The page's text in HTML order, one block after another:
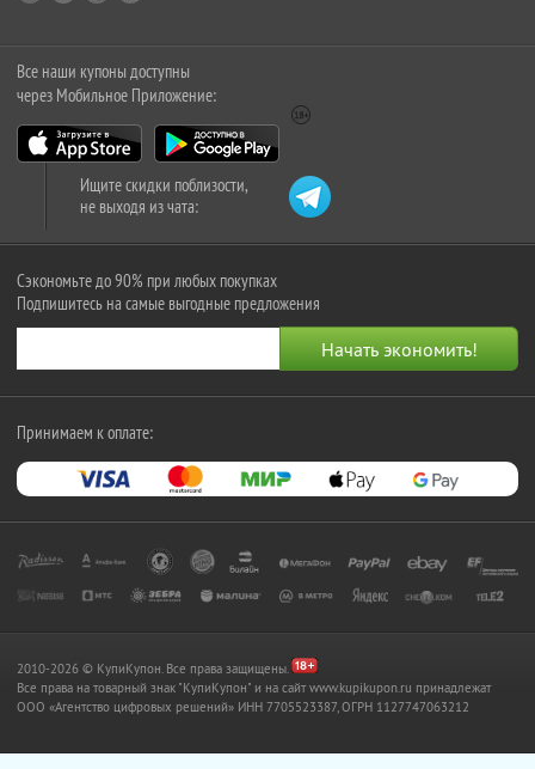
Все наши купоны доступны
через Мобильное Приложение:
Ищите скидки поблизости,
не выходя из чата:
Сэкономьте до 90% при любых покупках
Подпишитесь на самые выгодные предложения
Принимаем к оплате:
2010-2026 © КупиКупон. Все права защищены.
Все права на товарный знак "КупиКупон" и на сайт www.kupikupon.ru принадлежат
OOO «Агентство цифровых решений» ИНН 7705523387, ОГРН 1127747063212